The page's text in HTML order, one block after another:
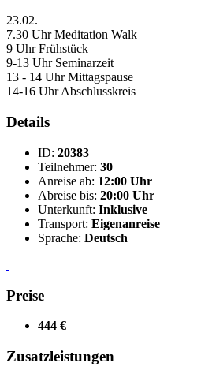
23.02.
7.30 Uhr Meditation Walk
9 Uhr Frühstück
9-13 Uhr Seminarzeit
13 - 14 Uhr Mittagspause
14-16 Uhr Abschlusskreis
Details
ID: 20383
Teilnehmer: 30
Anreise ab: 12:00 Uhr
Abreise bis: 20:00 Uhr
Unterkunft: Inklusive
Transport: Eigenanreise
Sprache: Deutsch
Preise
444 €
Zusatzleistungen